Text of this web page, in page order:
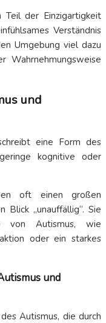
Teil der Einzigartigkeit
Verständnis
Umgebung viel dazu
Wahrnehmungsweise
und
eine Form des
kognitive oder
oft einen großen
„unauffällig“. Sie
von Autismus, wie
oder ein starkes
und
Autismus, die durch